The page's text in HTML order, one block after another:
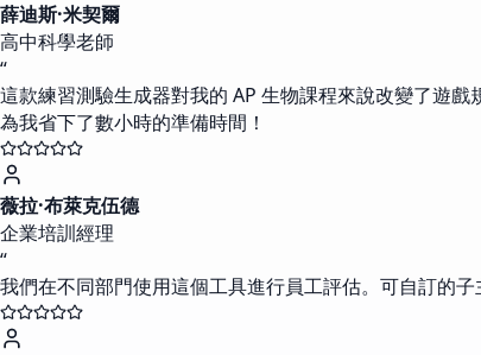
薛迪斯·米契爾
高中科學老師
“
這款練習測驗生成器對我的 AP 生物課程來說改變了遊
為我省下了數小時的準備時間！
薇拉·布萊克伍德
企業培訓經理
“
我們在不同部門使用這個工具進行員工評估。可自訂的